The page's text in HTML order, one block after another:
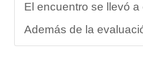
El encuentro se llevó
Además de la